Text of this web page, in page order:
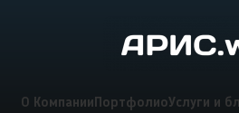
О Компании ПортфолиоУслуги и